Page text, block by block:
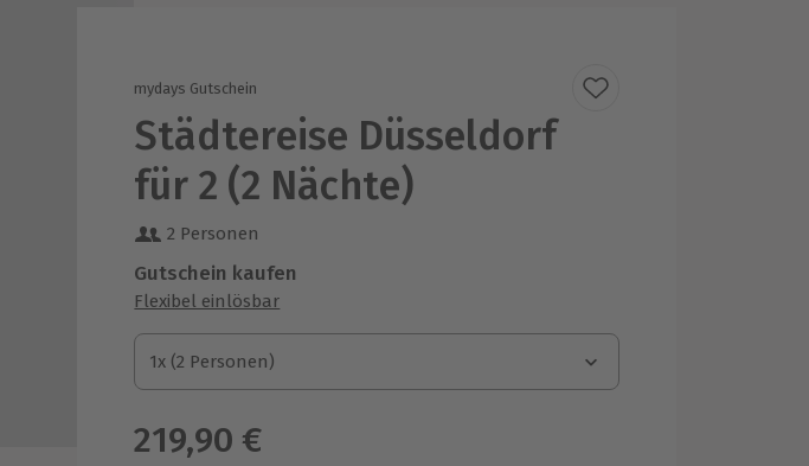
mydays Gutschein
Städtereise Düsseldorf
für 2 (2 Nächte)
2 Personen
Gutschein kaufen
Flexibel einlösbar
1x (2 Personen)
1x (2 Personen)
1x (2 Personen)
219,90 €